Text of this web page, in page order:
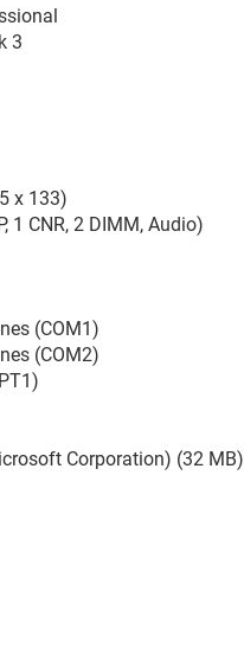
3
x 133)
1 CNR, 2 DIMM, Audio)
(COM1)
(COM2)
Corporation) (32 MB)